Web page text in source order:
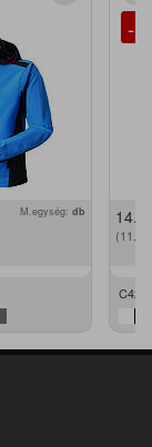
M.egység: db
-
C42 -